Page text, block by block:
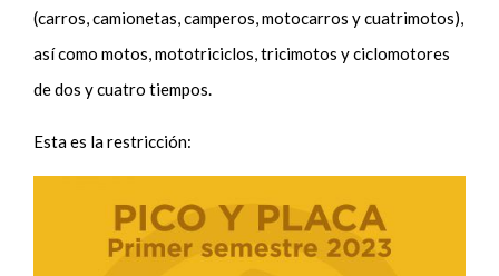
(carros, camionetas, camperos, motocarros y cuatrimotos),
así como motos, mototriciclos, tricimotos y ciclomotores
de dos y cuatro tiempos.
Esta es la restricción: